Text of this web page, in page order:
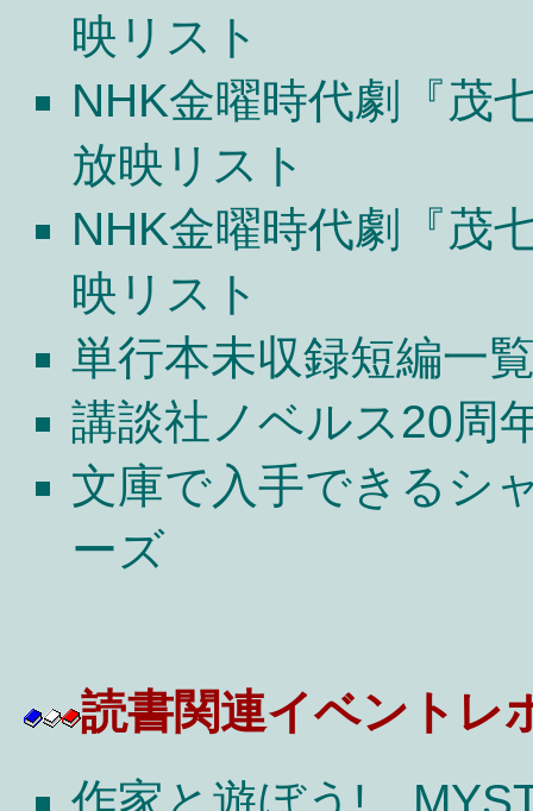
映リスト
NHK金曜時代劇『茂
放映リスト
NHK金曜時代劇『茂
映リスト
単行本未収録短編一
講談社ノベルス20周
文庫で入手できるシ
ーズ
読書関連イベントレ
作家と遊ぼう!